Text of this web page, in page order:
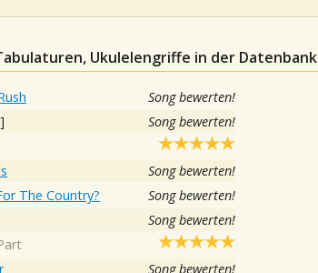
Ukulelengriffe in der Datenbank
Song bewerten!
] Song bewerten!
Song bewerten!
The Country? Song bewerten!
Song bewerten!
Song bewerten!